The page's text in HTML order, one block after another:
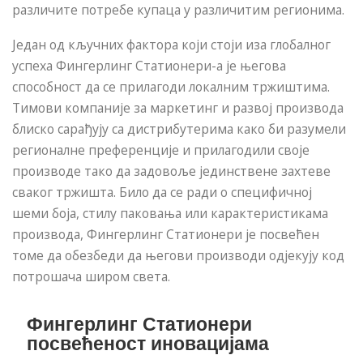
различите потребе купаца у различитим регионима.
Један од кључних фактора који стоји иза глобалног
успеха Фингерлинг Статионери-а је његова
способност да се прилагоди локалним тржиштима.
Тимови компаније за маркетинг и развој производа
блиско сарађују са дистрибутерима како би разумели
регионалне преференције и прилагодили своје
производе тако да задовоље јединствене захтеве
сваког тржишта. Било да се ради о специфичној
шеми боја, стилу паковања или карактеристикама
производа, Фингерлинг Статионери је посвећен
томе да обезбеди да његови производи одјекују код
потрошача широм света.
Фингерлинг Статионери
посвећеност иновацијама